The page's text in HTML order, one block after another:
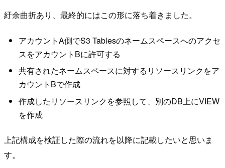
紆余曲折あり、最終的にはこの形に落ち着きました。
アカウントA側でS3 Tablesのネームスペースへのアクセ
スをアカウントBに許可する
共有されたネームスペースに対するリソースリンクをア
カウントBで作成
作成したリソースリンクを参照して、別のDB上にVIEW
を作成
上記構成を検証した際の流れを以降に記載したいと思いま
す。